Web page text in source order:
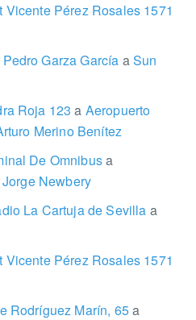
Vicente Pérez Rosales 1571
Garza García aSun
Roja 123a Aeropuerto
Merino Benítez
De Omnibusa
Newbery
La Cartuja de Sevilla a
Vicente Pérez Rosales 1571
Rodríguez Marín, 65a